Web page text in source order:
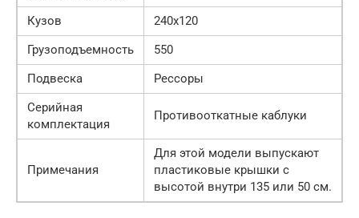
Кузов
240х120
Грузоподъемность
550
Подвеска
Рессоры
Серийная
комплектация
Противооткатные каблуки
Примечания
Для этой модели выпускают
пластиковые крышки с
высотой внутри 135 или 50 см.